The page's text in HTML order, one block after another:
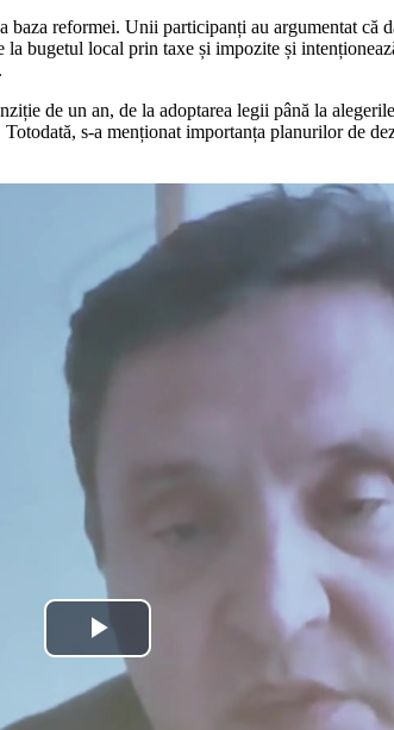
reformei. Unii participanți au argumentat că
bugetul local prin taxe și impozite și
de un an, de la adoptarea legii până la
s-a menționat importanța planurilor de
Play
Video